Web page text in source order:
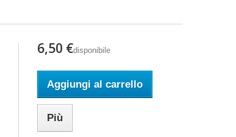
6,50 €disponibile
Aggiungi al carrello
Più